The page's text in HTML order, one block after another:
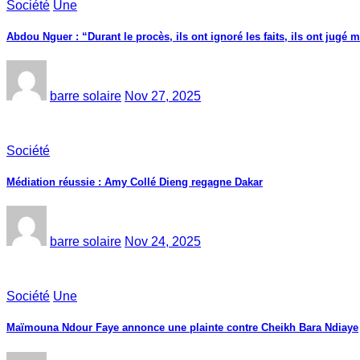
Société Une
Abdou Nguer : “Durant le procès, ils ont ignoré les faits, ils ont jugé
barre solaire Nov 27, 2025
Société
Médiation réussie : Amy Collé Dieng regagne Dakar
barre solaire Nov 24, 2025
Société Une
Maïmouna Ndour Faye annonce une plainte contre Cheikh Bara Ndiaye